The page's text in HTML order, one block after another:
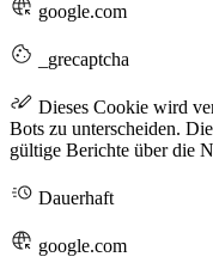
google.com
_grecaptcha
Dieses Cookie wird
Bots zu unterscheiden.
gültige Berichte über die
Dauerhaft
google.com